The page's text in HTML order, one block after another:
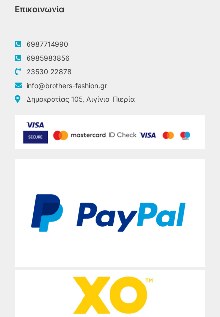
Επικοινωνία
6987714990
6985983856
23530 22878
info@brothers-fashion.gr
Δημοκρατίας 105, Αιγίνιο, Πιερία